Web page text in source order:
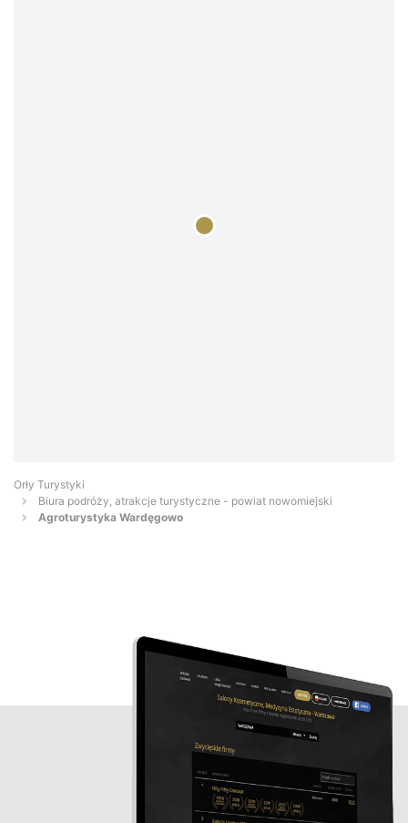
Orły Turystyki
Biura podróży, atrakcje turystyczne - powiat nowomiejski
Agroturystyka Wardęgowo